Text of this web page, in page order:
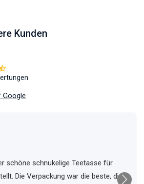
Kunden
Google
schöne schnukelige Teetasse für
Die Verpackung war die beste, die